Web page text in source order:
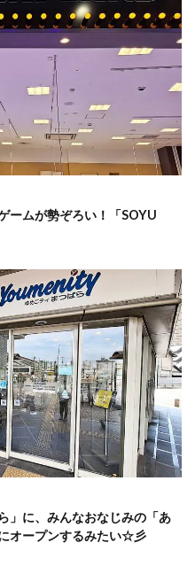
ームが勢ぞろい！「SOYU
」に、みんなおなじみの「あ
オープンするみたい☆彡